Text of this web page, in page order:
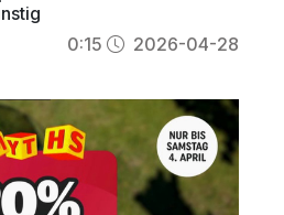
0:15 2026-04-28